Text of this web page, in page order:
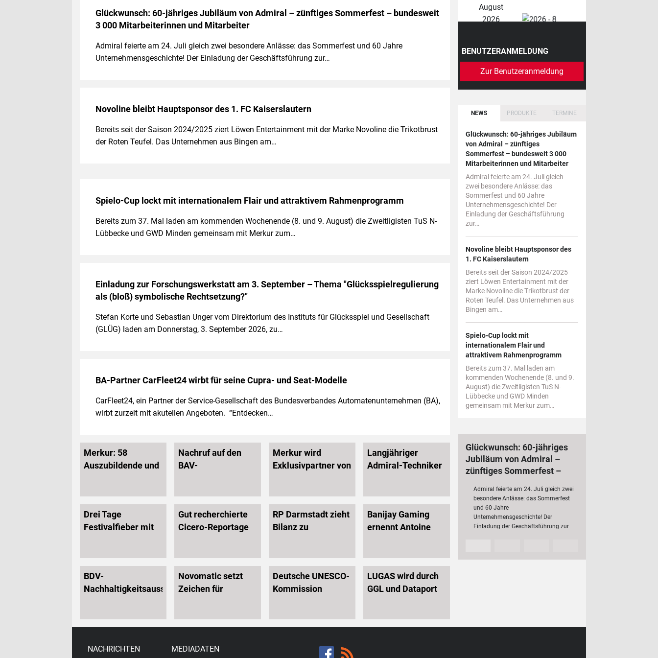
Glückwunsch: 60-jähriges Jubiläum von Admiral – zünftiges Sommerfest – bundesweit
3 000 Mitarbeiterinnen und Mitarbeiter
Admiral feierte am 24. Juli gleich zwei besondere Anlässe: das Sommerfest und 60 Jahre
Unternehmensgeschichte! Der Einladung der Geschäftsführung zur…
Novoline bleibt Hauptsponsor des 1. FC Kaiserslautern
Bereits seit der Saison 2024/2025 ziert Löwen Entertainment mit der Marke Novoline die Trikotbrust
der Roten Teufel. Das Unternehmen aus Bingen am…
Spielo-Cup lockt mit internationalem Flair und attraktivem Rahmenprogramm
Bereits zum 37. Mal laden am kommenden Wochenende (8. und 9. August) die Zweitligisten TuS N-
Lübbecke und GWD Minden gemeinsam mit Merkur zum…
Einladung zur Forschungswerkstatt am 3. September – Thema "Glücksspielregulierung
als (bloß) symbolische Rechtsetzung?"
Stefan Korte und Sebastian Unger vom Direktorium des Instituts für Glücksspiel und Gesellschaft
(GLÜG) laden am Donnerstag, 3. September 2026, zu…
BA-Partner CarFleet24 wirbt für seine Cupra- und Seat-Modelle
CarFleet24, ein Partner der Service-Gesellschaft des Bundesverbandes Automatenunternehmen (BA),
wirbt zurzeit mit akutellen Angeboten. “Entdecken…
Merkur: 58
Auszubildende und
Benkhausen
begrüßt
Nachruf auf den
BAV-
Merkur wird
Exklusivpartner von
Langjähriger
Admiral-Techniker
den Ruhestand
verabschiedet
Drei Tage
Festivalfieber mit
Parookaville
Gut recherchierte
Cicero-Reportage
zu Wort kommen
RP Darmstadt zieht
Bilanz zu
Banijay Gaming
ernennt Antoine
Wachstumsstrategie
zu beschleunigen
BDV-
Nachhaltigkeitsausschuss
Energieeffizienz,
und
Novomatic setzt
Zeichen für
Arbeitssicherheit
Deutsche UNESCO-
Kommission
Urkunde an die
Deutschlands
LUGAS wird durch
GGL und Dataport
August
2026
BENUTZERANMELDUNG
Zur Benutzeranmeldung
NEWS PRODUKTE TERMINE
Glückwunsch: 60-jähriges Jubiläum
von Admiral – zünftiges
Sommerfest – bundesweit 3 000
Mitarbeiterinnen und Mitarbeiter
Admiral feierte am 24. Juli gleich
zwei besondere Anlässe: das
Sommerfest und 60 Jahre
Unternehmensgeschichte! Der
Einladung der Geschäftsführung
zur…
Novoline bleibt Hauptsponsor des
1. FC Kaiserslautern
Bereits seit der Saison 2024/2025
ziert Löwen Entertainment mit der
Marke Novoline die Trikotbrust der
Roten Teufel. Das Unternehmen aus
Bingen am…
Spielo-Cup lockt mit
internationalem Flair und
attraktivem Rahmenprogramm
Bereits zum 37. Mal laden am
kommenden Wochenende (8. und 9.
August) die Zweitligisten TuS N-
Lübbecke und GWD Minden
gemeinsam mit Merkur zum…
Glückwunsch: 60-jähriges
Jubiläum von Admiral –
zünftiges Sommerfest –
Mitarbeiterinnen und
Mitarbeiter
Admiral feierte am 24. Juli gleich zwei
besondere Anlässe: das Sommerfest
und 60 Jahre
Unternehmensgeschichte! Der
Einladung der Geschäftsführung zur
NACHRICHTEN MEDIADATEN